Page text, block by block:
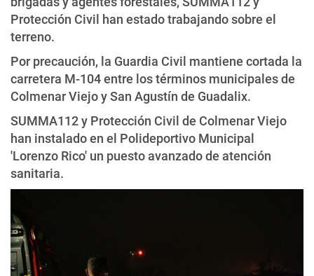
Protección Civil han estado trabajando sobre el
terreno.
Por precaución, la Guardia Civil mantiene cortada la
carretera M-104 entre los términos municipales de
Colmenar Viejo y San Agustín de Guadalix.
SUMMA112 y Protección Civil de Colmenar Viejo
han instalado en el Polideportivo Municipal
'Lorenzo Rico' un puesto avanzado de atención
sanitaria.